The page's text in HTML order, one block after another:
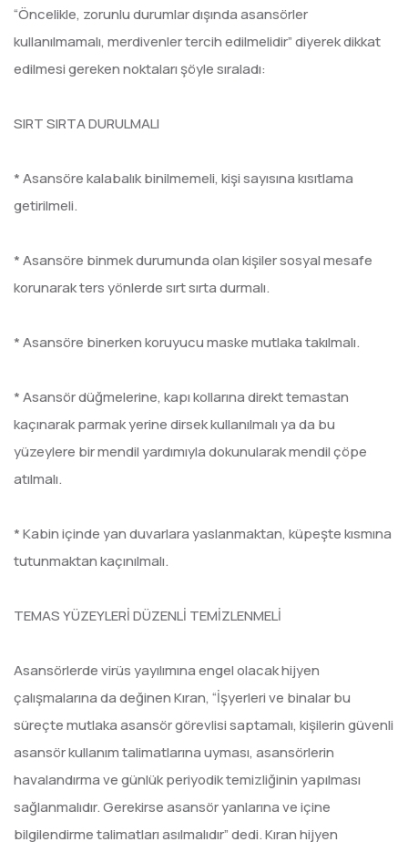
“Öncelikle, zorunlu durumlar dışında asansörler
kullanılmamalı, merdivenler tercih edilmelidir” diyerek dikkat
edilmesi gereken noktaları şöyle sıraladı:
SIRT SIRTA DURULMALI
* Asansöre kalabalık binilmemeli, kişi sayısına kısıtlama
getirilmeli.
* Asansöre binmek durumunda olan kişiler sosyal mesafe
korunarak ters yönlerde sırt sırta durmalı.
* Asansöre binerken koruyucu maske mutlaka takılmalı.
* Asansör düğmelerine, kapı kollarına direkt temastan
kaçınarak parmak yerine dirsek kullanılmalı ya da bu
yüzeylere bir mendil yardımıyla dokunularak mendil çöpe
atılmalı.
* Kabin içinde yan duvarlara yaslanmaktan, küpeşte kısmına
tutunmaktan kaçınılmalı.
TEMAS YÜZEYLERİ DÜZENLİ TEMİZLENMELİ
Asansörlerde virüs yayılımına engel olacak hijyen
çalışmalarına da değinen Kıran, “İşyerleri ve binalar bu
süreçte mutlaka asansör görevlisi saptamalı, kişilerin güvenli
asansör kullanım talimatlarına uyması, asansörlerin
havalandırma ve günlük periyodik temizliğinin yapılması
sağlanmalıdır. Gerekirse asansör yanlarına ve içine
bilgilendirme talimatları asılmalıdır” dedi. Kıran hijyen